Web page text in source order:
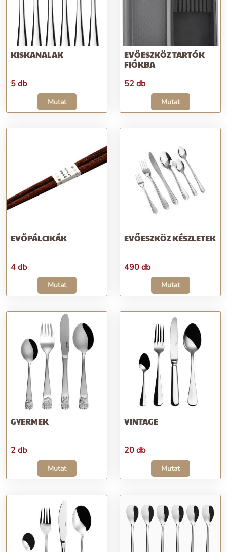
KISKANALAK
5 db
Mutat
EVŐESZKÖZ TARTÓK
FIÓKBA
52 db
Mutat
EVŐPÁLCIKÁK
4 db
Mutat
EVŐESZKÖZ KÉSZLETEK
490 db
Mutat
GYERMEK
2 db
Mutat
VINTAGE
20 db
Mutat